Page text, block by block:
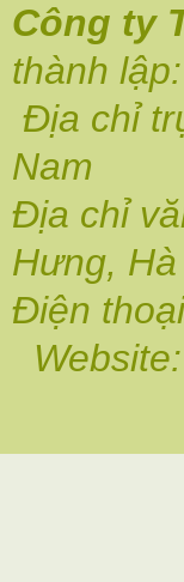
Công ty
thành lập:
Địa chỉ
Nam
Địa chỉ
Hưng,
Điện
Website: